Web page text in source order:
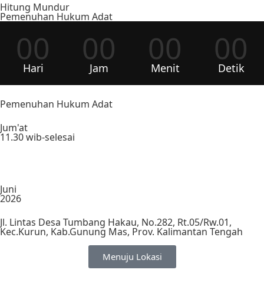
Hitung Mundur
Pemenuhan Hukum Adat
00
Hari 00
Jam 00
Menit 00
Detik
Pemenuhan Hukum Adat
Jum'at
11.30 wib-selesai
Juni
2026
Jl. Lintas Desa Tumbang Hakau, No.282, Rt.05/Rw.01,
Kec.Kurun, Kab.Gunung Mas, Prov. Kalimantan Tengah
Menuju Lokasi